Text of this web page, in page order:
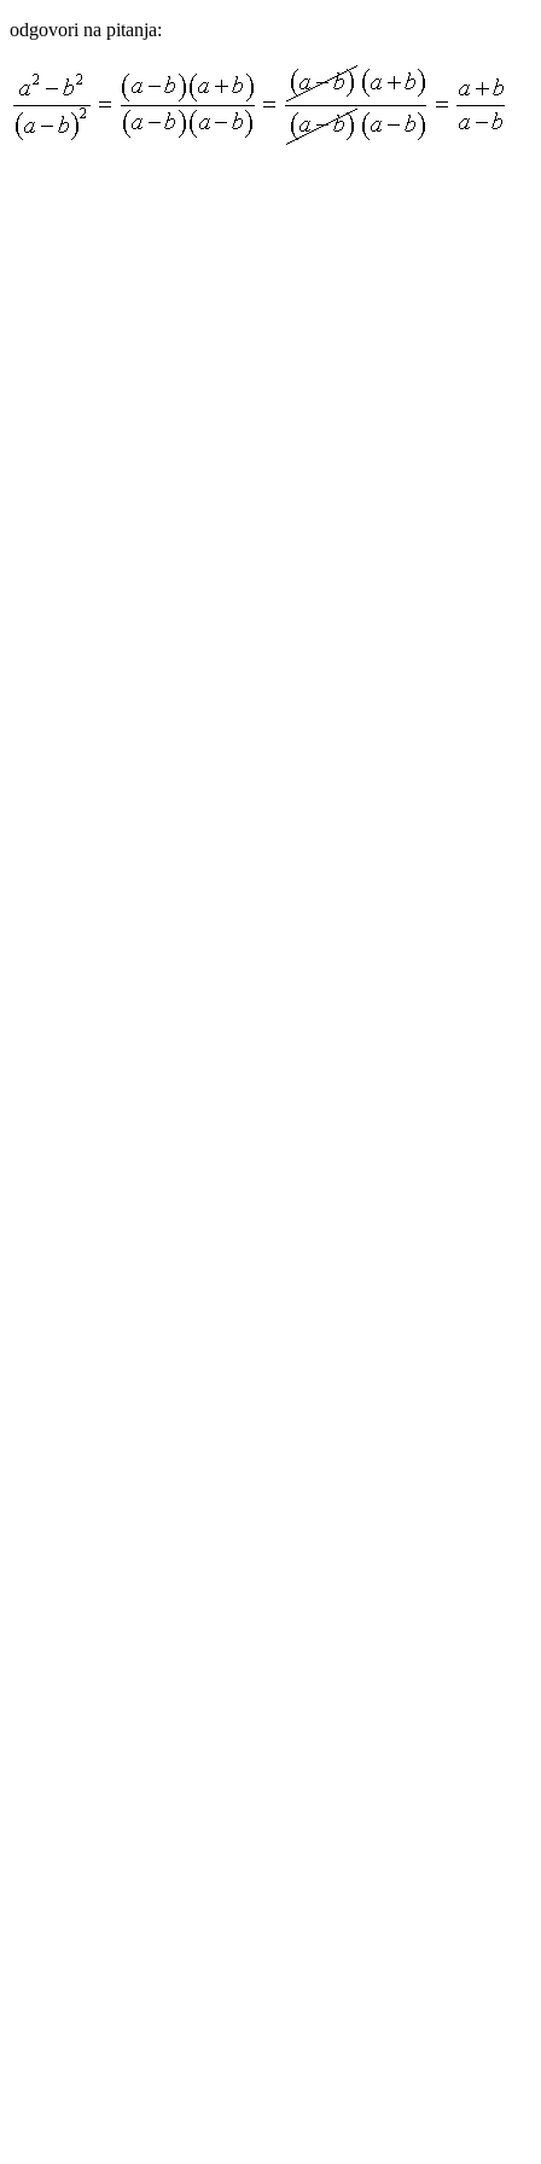
odgovori na pitanja: